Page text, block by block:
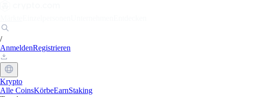
/
AnmeldenRegistrieren
Krypto
Alle CoinsKörbeEarnStaking